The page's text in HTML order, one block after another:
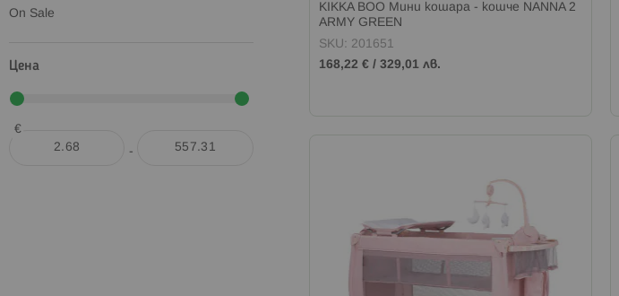
KIKKA BOO Мини кошара - кошче NANNA 2
ARMY GREEN
SKU: 201651
168,22 € / 329,01 лв.
On Sale
Цена
€
-